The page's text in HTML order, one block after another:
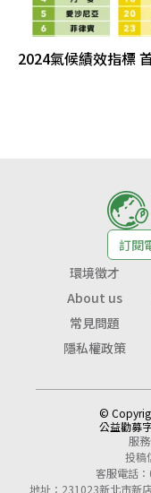
2024氣候績效指標
訂閱
環境徵才
About us
常見問題
隱私權政策
©
公益勸募
服務
投稿
客服電話
地址：231023新北市新